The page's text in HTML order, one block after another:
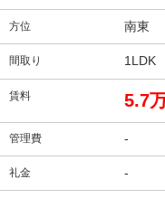
方位 南東
間取り 1LDK
賃料 5.7
管理費 -
礼金 -